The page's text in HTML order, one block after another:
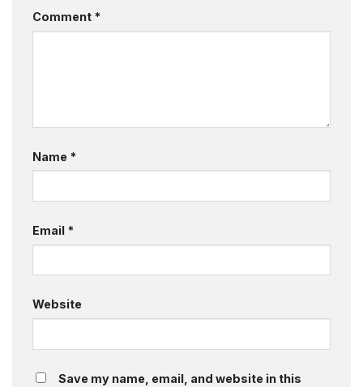
Comment *
Name *
Email *
Website
Save my name, email, and website in this